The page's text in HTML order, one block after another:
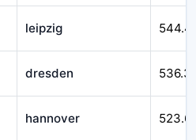
leipzig
dresden
hannover